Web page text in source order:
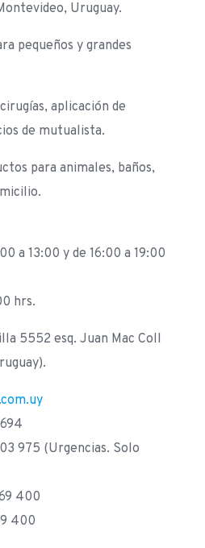
Uruguay.
pequeños y grandes
aplicación de
de mutualista.
para animales, baños,
a 13:00 y de 16:00 a 19:00
hrs.
5552 esq. Juan Mac Coll
975 (Urgencias. Solo
400
400